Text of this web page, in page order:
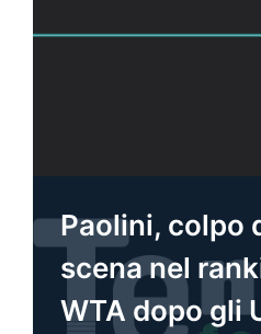
Paolini, colpo
scena nel
WTA dopo gli